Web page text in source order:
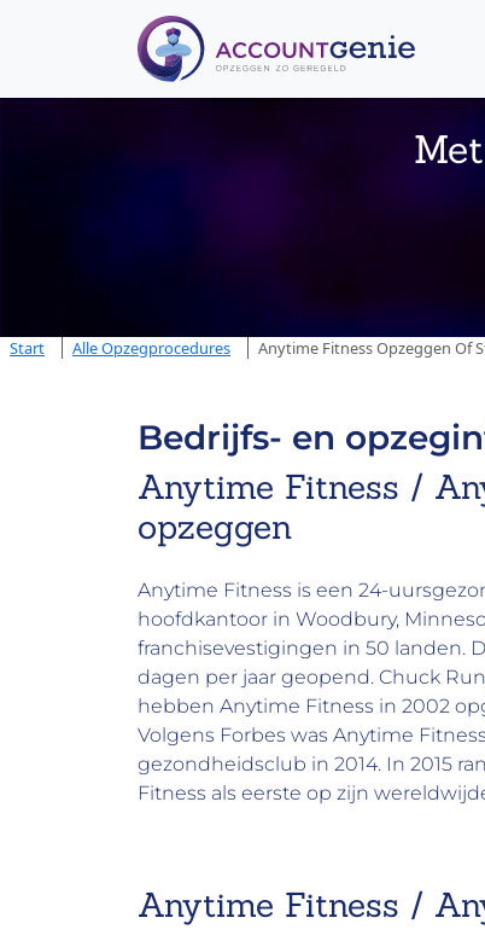
Start Alle Opzegprocedures Anytime Fitness Opzeggen Of
Bedrijfs- en
Anytime Fitness /
opzeggen
Anytime Fitness is een 24-
hoofdkantoor in Woodbury,
franchisevestigingen in 50 landen.
dagen per jaar geopend. Chuck
hebben Anytime Fitness in 2002
Volgens Forbes was Anytime
gezondheidsclub in 2014. In 2015
Fitness als eerste op zijn
Anytime Fitness /